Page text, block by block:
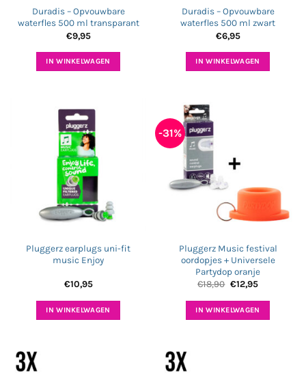
Duradis – Opvouwbare
waterfles 500 ml transparant
€9,95
IN WINKELWAGEN
Duradis – Opvouwbare
waterfles 500 ml zwart
€6,95
IN WINKELWAGEN
Pluggerz earplugs uni-fit
music Enjoy
€10,95
IN WINKELWAGEN
-31%
Pluggerz Music festival
oordopjes + Universele
Partydop oranje
€18,90 Oorspronkelijke
was:
€18,90.
€12,95Huidige
is:
€12,95.
IN WINKELWAGEN